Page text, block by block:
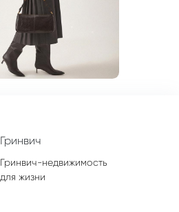
Гринвич
Гринвич-недвижимость
для жизни